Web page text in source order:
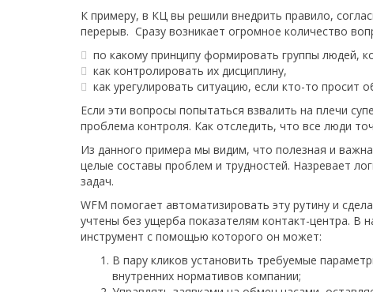
К примеру, в КЦ вы решили внедрить правило,
перерыв. Сразу возникает огромное количество
по какому принципу формировать группы людей,
как контролировать их дисциплину,
как урегулировать ситуацию, если кто-то
Если эти вопросы попытаться взвалить на плечи
проблема контроля. Как отследить, что все люди
Из данного примера мы видим, что полезная и
целые составы проблем и трудностей. Назревает
задач.
WFM помогает автоматизировать эту рутину и
учтены без ущерба показателям контакт-центра. В
инструмент с помощью которого он может:
В пару кликов установить требуемые
внутренних нормативов компании;